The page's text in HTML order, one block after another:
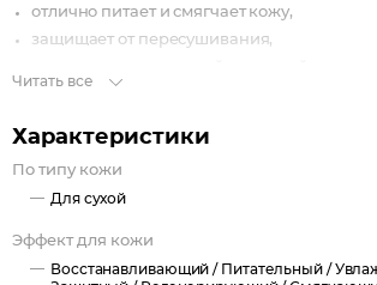
отлично питает и смягчает кожу,
защищает от пересушивания,
Крем образует на коже невидимую дышащую
создавая эффект «второй кожи»,
от негативных воздействий окружающей
Читать все
Характеристики
По типу кожи
Для сухой
Эффект для кожи
Восстанавливающий / Питательный /